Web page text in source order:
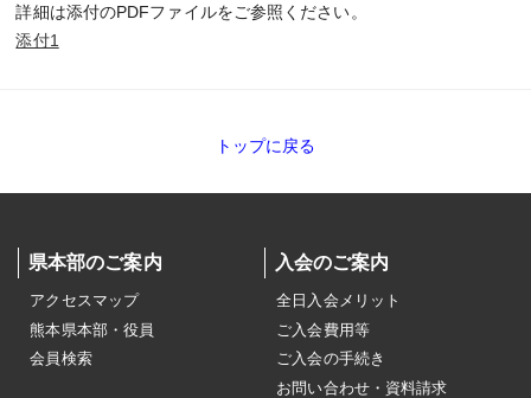
詳細は添付のPDFファイルをご参照ください。
添付1
トップに戻る
県本部のご案内
アクセスマップ
熊本県本部・役員
会員検索
入会のご案内
全日入会メリット
ご入会費用等
ご入会の手続き
お問い合わせ・資料請求